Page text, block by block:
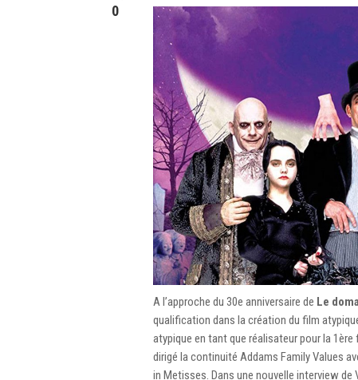
0
A l’approche du 30e anniversaire de Le
qualification dans la création du film
atypique en tant que réalisateur pour la
dirigé la continuité Addams Family Values
in Metisses. Dans une nouvelle interview de